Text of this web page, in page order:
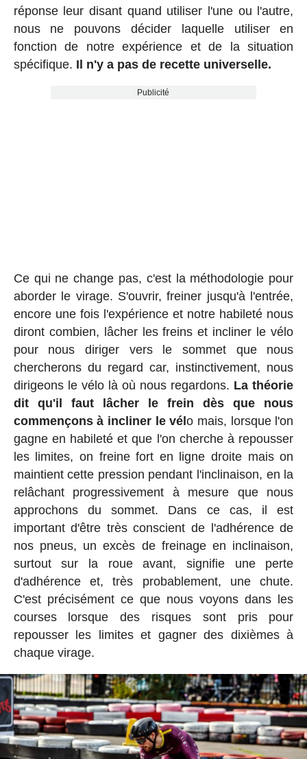
réponse leur disant quand utiliser l'une ou l'autre,
nous ne pouvons décider laquelle utiliser en
fonction de notre expérience et de la situation
spécifique. Il n'y a pas de recette universelle.
Publicité
Ce qui ne change pas, c'est la méthodologie pour
aborder le virage. S'ouvrir, freiner jusqu'à l'entrée,
encore une fois l'expérience et notre habileté nous
diront combien, lâcher les freins et incliner le vélo
pour nous diriger vers le sommet que nous
chercherons du regard car, instinctivement, nous
dirigeons le vélo là où nous regardons. La théorie
dit qu'il faut lâcher le frein dès que nous
commençons à incliner le vélo mais, lorsque l'on
gagne en habileté et que l'on cherche à repousser
les limites, on freine fort en ligne droite mais on
maintient cette pression pendant l'inclinaison, en la
relâchant progressivement à mesure que nous
approchons du sommet. Dans ce cas, il est
important d'être très conscient de l'adhérence de
nos pneus, un excès de freinage en inclinaison,
surtout sur la roue avant, signifie une perte
d'adhérence et, très probablement, une chute.
C'est précisément ce que nous voyons dans les
courses lorsque des risques sont pris pour
repousser les limites et gagner des dixièmes à
chaque virage.